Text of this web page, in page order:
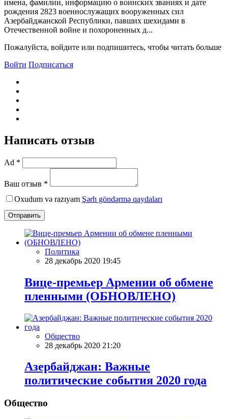
имена, фамилии, информацию о воинских званиях и дате
рождения 2823 военнослужащих вооруженных сил
Азербайджанской Республики, павших шехидами в
Отечественной войне и похороненных д...
Пожалуйста, войдите или подпишитесь, чтобы читать больше
Войти Подписаться
Написать отзыв
Ad *
Ваш отзыв *
Oxudum və razıyam Şərh göndərmə qaydaları
Отправить
Политика
28 декабрь 2020 19:45
Вице-премьер Армении об обмене
пленными (ОБНОВЛЕНО)
Общество
28 декабрь 2020 21:20
Азербайджан: Важные
политические события 2020 года
Общество